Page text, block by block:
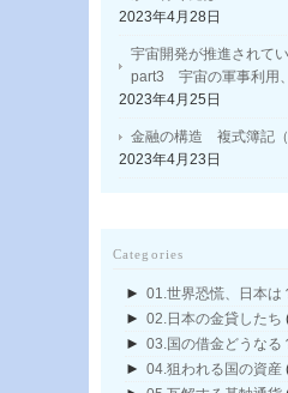
2023年4月28日
宇宙開発が推進されて
part3 宇宙の軍事利用
2023年4月25日
金融の構造 複式簿記
2023年4月23日
Categories
► 01.世界恐慌、日本は
► 02.日本の金貸したち
► 03.国の借金どうなる
► 04.狙われる国の資産